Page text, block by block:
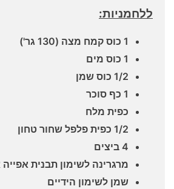
ללחמניות:
1 כוס קמח מצה (130 גר')
1 כוס מים
1/2 כוס שמן
1 כף סוכר
כפית מלח
1/2 כפית פלפל שחור טחון
4 ביצים
מרגרינה לשימון תבנית אפייה
שמן לשימון הידיים